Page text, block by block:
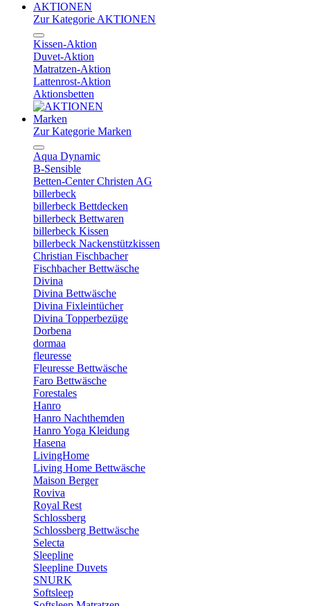
AKTIONEN
Zur Kategorie AKTIONEN
Kissen-Aktion
Duvet-Aktion
Matratzen-Aktion
Lattenrost-Aktion
Aktionsbetten
Marken
Zur Kategorie Marken
Aqua Dynamic
B-Sensible
Betten-Center Christen AG
billerbeck
billerbeck Bettdecken
billerbeck Bettwaren
billerbeck Kissen
billerbeck Nackenstützkissen
Christian Fischbacher
Fischbacher Bettwäsche
Divina
Divina Bettwäsche
Divina Fixleintücher
Divina Topperbezüge
Dorbena
dormaa
fleuresse
Fleuresse Bettwäsche
Faro Bettwäsche
Forestales
Hanro
Hanro Nachthemden
Hanro Yoga Kleidung
Hasena
LivingHome
Living Home Bettwäsche
Maison Berger
Roviva
Royal Rest
Schlossberg
Schlossberg Bettwäsche
Selecta
Sleepline
Sleepline Duvets
SNURK
Softsleep